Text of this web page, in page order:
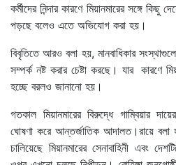
কর্মীদের নিন্দার কারণে মিয়ানমারের সঙ্গে কিছু
পড়ছে বলেও এতে অভিযোগ করা হয়।
বিবৃতিতে আরও বলা হয়, মানবাধিকার
সম্পর্ক নষ্ট করার চেষ্টা করছে। যার কারণে
হচ্ছে বরলও জানানো হয়।
গতকাল মিয়ানমারের বিরুদ্ধে গাম্বিয়ার
ঘোষণা করে আন্তর্জাতিক আদালত।রায়ে বলা
চালিয়েছে মিয়ানমারের সেনাবাহিনী এবং